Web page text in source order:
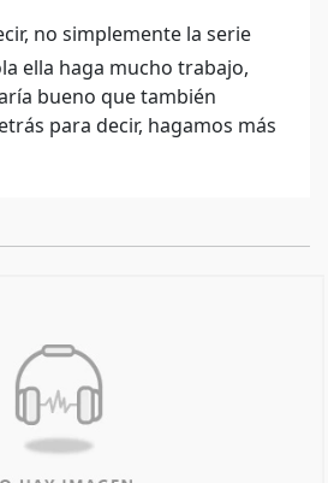
no simplemente la serie
ella haga mucho trabajo,
bueno que también
para decir, hagamos más